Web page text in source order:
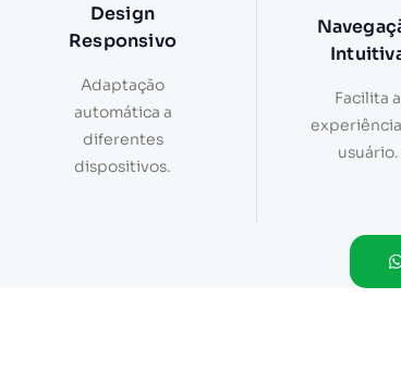
Design
Responsivo
Adaptação
automática a
diferentes
dispositivos.
Facilita a
usuário.